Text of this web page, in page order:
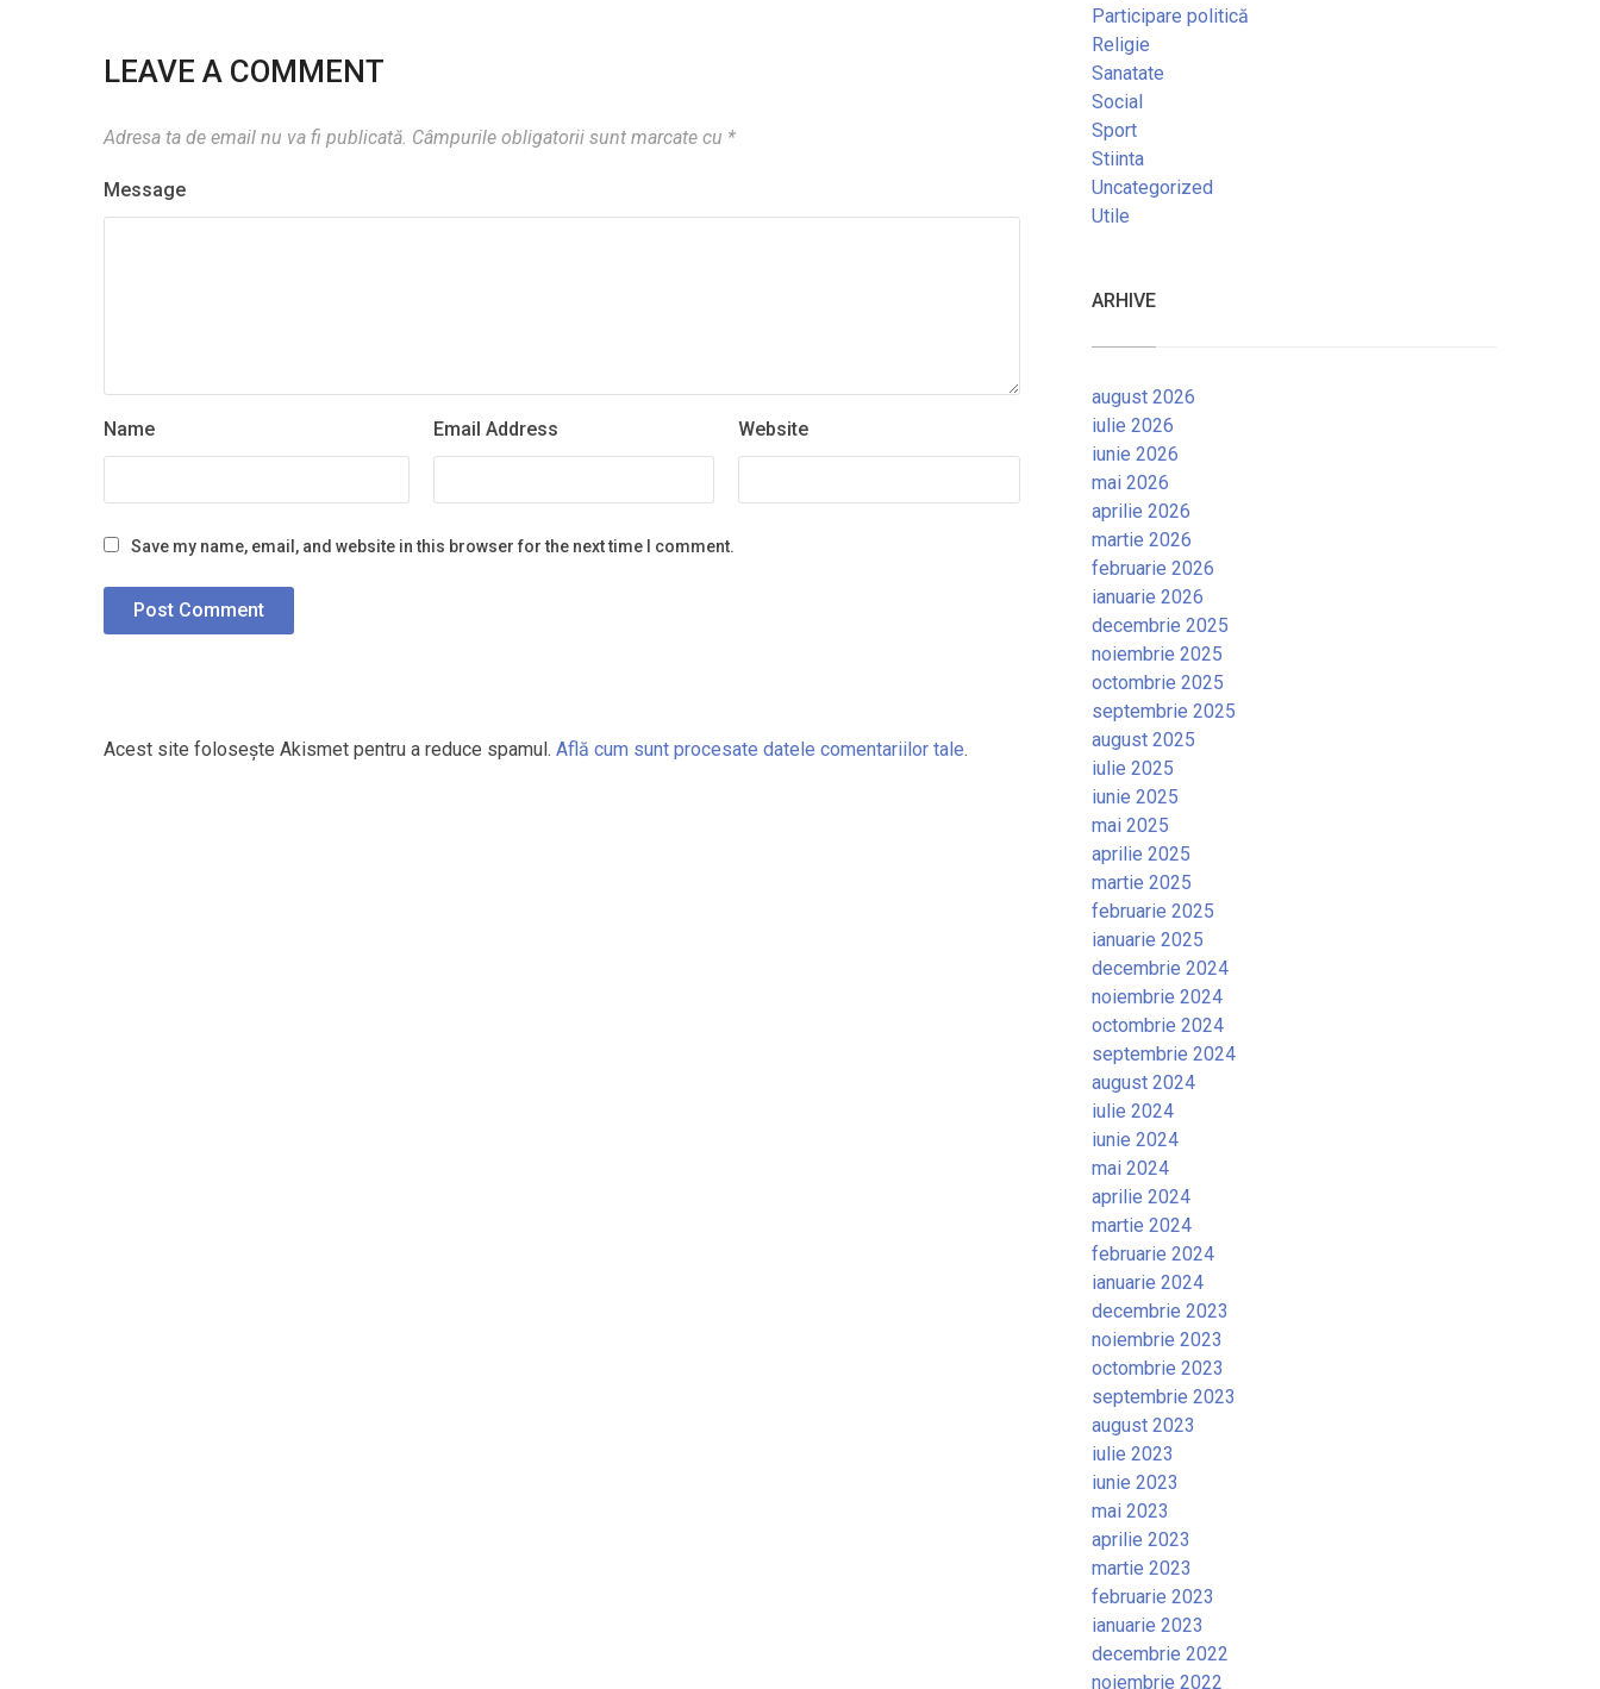
LEAVE A COMMENT
Adresa ta de email nu va fi publicată. Câmpurile obligatorii sunt marcate cu *
Message
Name Email Address Website
Save my name, email, and website in this browser for the next time I comment.
Acest site folosește Akismet pentru a reduce spamul. Află cum sunt procesate datele comentariilor tale.
Participare politică
Religie
Sanatate
Social
Sport
Stiinta
Uncategorized
Utile
ARHIVE
august 2026
iulie 2026
iunie 2026
mai 2026
aprilie 2026
martie 2026
februarie 2026
ianuarie 2026
decembrie 2025
noiembrie 2025
octombrie 2025
septembrie 2025
august 2025
iulie 2025
iunie 2025
mai 2025
aprilie 2025
martie 2025
februarie 2025
ianuarie 2025
decembrie 2024
noiembrie 2024
octombrie 2024
septembrie 2024
august 2024
iulie 2024
iunie 2024
mai 2024
aprilie 2024
martie 2024
februarie 2024
ianuarie 2024
decembrie 2023
noiembrie 2023
octombrie 2023
septembrie 2023
august 2023
iulie 2023
iunie 2023
mai 2023
aprilie 2023
martie 2023
februarie 2023
ianuarie 2023
decembrie 2022
noiembrie 2022